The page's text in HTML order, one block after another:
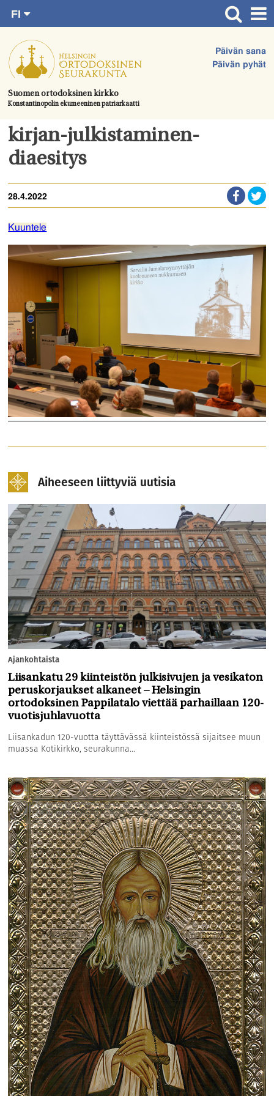
suoraan
sisältöön.
Suomen ortodoksinen kirkko
Konstantinopolin ekumeeninen patriarkaatti
Päivän sana
Päivän pyhät
FI
SV
EN
UA
Etusivu
Ajankohtaista
Juhlat & toimitukset
Kirkot
Apua & tukea
Hautausmaa
Yhteystiedot
kirjan-julkistaminen-
diaesitys
28.4.2022
Kuuntele
Aiheeseen liittyviä uutisia
Ajankohtaista
Liisankatu 29 kiinteistön julkisivujen ja vesikaton
peruskorjaukset alkaneet – Helsingin
ortodoksinen Pappilatalo viettää parhaillaan 120-
vuotisjuhlavuotta
Liisankadun 120-vuotta täyttävässä kiinteistössä sijaitsee muun
muassa Kotikirkko, seurakunna...